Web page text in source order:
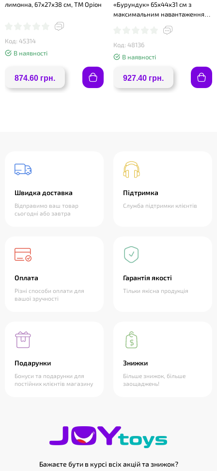
лимонна, 67х27х38 см, ТМ Оріон
Код: 45314
В наявності
874.60 грн.
«Бурундук» 65х44х31 см з
максимальним навантаженням
Код: 48136
В наявності
927.40 грн.
Швидка доставка
Відправимо ваш товар
сьогодні або завтра
Підтримка
Служба підтримки клієнтів
Оплата
Різні способи оплати для
вашої зручності
Гарантія якості
Тільки якісна продукція
Подарунки
Бонуси та подарунки для
постійних клієнтів магазину
Знижки
Більше знижок, більше
заощаджень!
Бажаєте бути в курсі всіх акцій та знижок?